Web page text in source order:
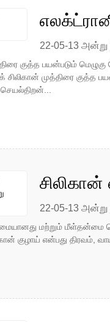
22-05-13 அன்று
குத்த பயன்படும்
முத்திரை குத்த
22-05-13 அன்று
மற்றும் மீள்தன்மை
குழாய் என்பது திரவம்,